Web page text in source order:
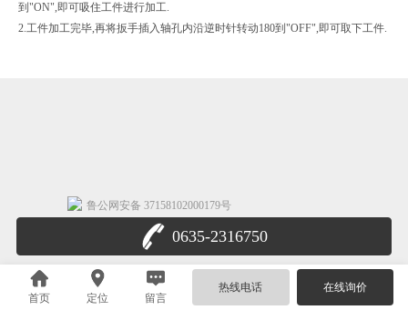
到"ON",即可吸住工件进行加工.
2.工件加工完毕,再将扳手插入轴孔内沿逆时针转动180到"OFF",即可取下工件.
0635-2316750
首页 定位 留言
热线电话 在线询价
鲁公网安备 37158102000179号